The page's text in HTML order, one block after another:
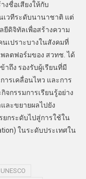
งชื่อเสียงให้กับ
เวทีระดับนานาชาติ แต่
ยีดิจิทัลเพื่อสร้างความ
เปราะบางในสังคมที่
ลตฟอร์มของ สวทช. ได้
ถึง รองรับผู้เรียนที่มี
ารเคลื่อนไหว และการ
จกรรมการเรียนรู้อย่าง
ละขยายผลไปยัง
ยกระดับไปสู่การใช้ใน
ในระดับประเทศใน
UNESCO